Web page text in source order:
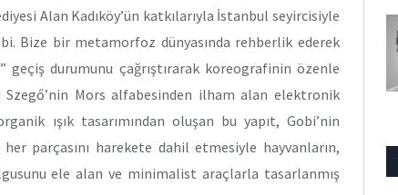
Alan Kadıköy’ün katkılarıyla İstanbul seyircisiyle
Bize bir metamorfoz dünyasında rehberlik ederek
geçiş durumunu çağrıştırarak koreografinin özenle
Mors alfabesinden ilham alan elektronik
ışık tasarımından oluşan bu yapıt, Gobi’nin
parçasını harekete dahil etmesiyle hayvanların,
ele alan ve minimalist araçlarla tasarlanmış